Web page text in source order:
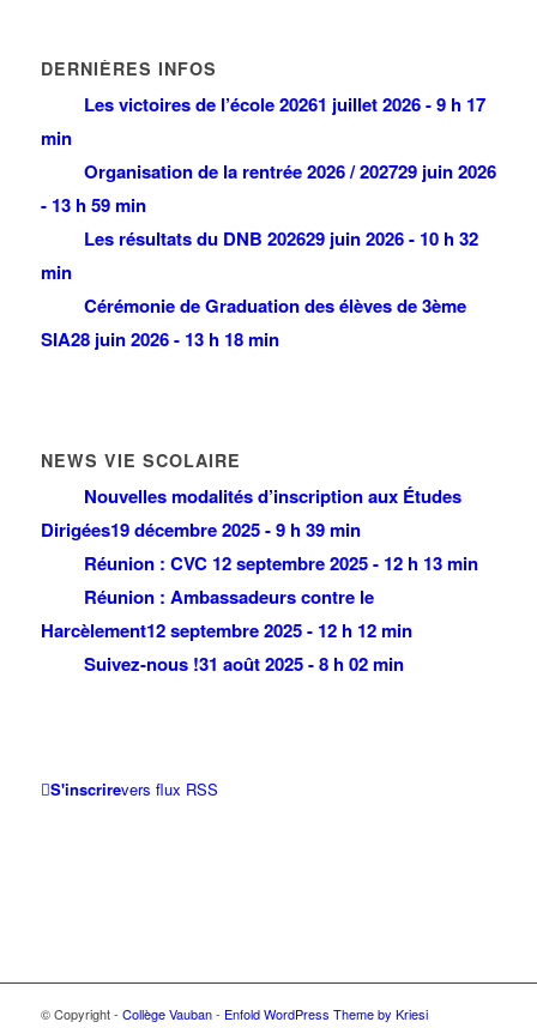
DERNIÈRES INFOS
Les victoires de l’école 20261 juillet 2026 - 9 h 17
min
Organisation de la rentrée 2026 / 202729 juin 2026
- 13 h 59 min
Les résultats du DNB 202629 juin 2026 - 10 h 32
min
Cérémonie de Graduation des élèves de 3ème
SIA28 juin 2026 - 13 h 18 min
NEWS VIE SCOLAIRE
Nouvelles modalités d’inscription aux Études
Dirigées19 décembre 2025 - 9 h 39 min
Réunion : CVC 12 septembre 2025 - 12 h 13 min
Réunion : Ambassadeurs contre le
Harcèlement12 septembre 2025 - 12 h 12 min
Suivez-nous !31 août 2025 - 8 h 02 min
S'inscrirevers flux RSS
© Copyright - Collège Vauban- Enfold WordPress Theme by Kriesi